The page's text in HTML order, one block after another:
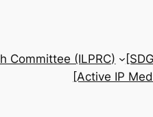
Committee (ILPRC)
[Active IP